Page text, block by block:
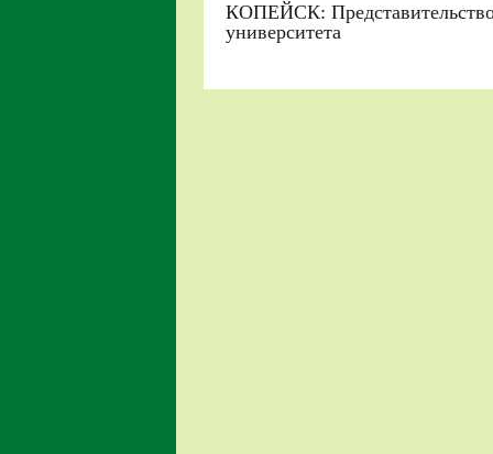
КОПЕЙСК: Представительство
университета